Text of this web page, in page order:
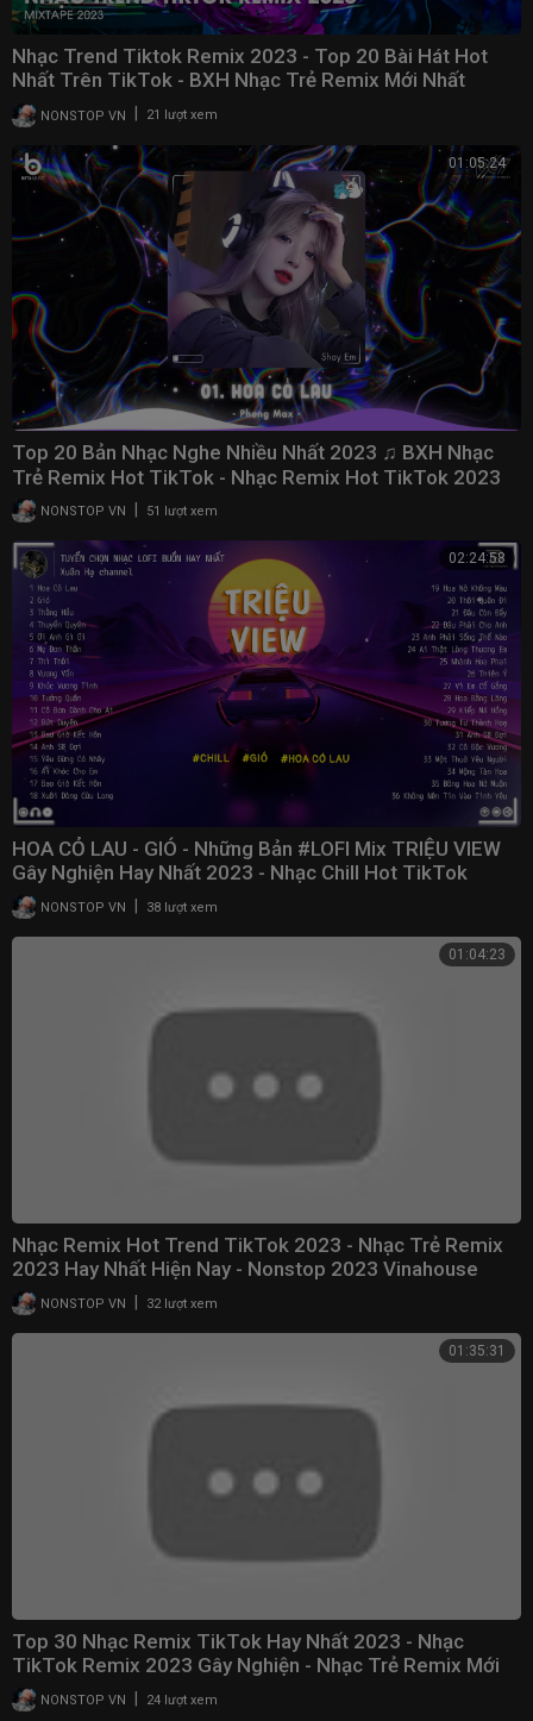
Nhạc Trend Tiktok Remix 2023 - Top 20 Bài Hát Hot
Nhất Trên TikTok - BXH Nhạc Trẻ Remix Mới Nhất
NONSTOP VN 21 lượt xem
01:05:24
Top 20 Bản Nhạc Nghe Nhiều Nhất 2023 ♫ BXH Nhạc
Trẻ Remix Hot TikTok - Nhạc Remix Hot TikTok 2023
NONSTOP VN 51 lượt xem
02:24:58
HOA CỎ LAU - GIÓ - Những Bản #LOFI Mix TRIỆU VIEW
Gây Nghiện Hay Nhất 2023 - Nhạc Chill Hot TikTok
NONSTOP VN 38 lượt xem
01:04:23
Nhạc Remix Hot Trend TikTok 2023 - Nhạc Trẻ Remix
2023 Hay Nhất Hiện Nay - Nonstop 2023 Vinahouse
NONSTOP VN 32 lượt xem
01:35:31
Top 30 Nhạc Remix TikTok Hay Nhất 2023 - Nhạc
TikTok Remix 2023 Gây Nghiện - Nhạc Trẻ Remix Mới
NhấtNONSTOP VN 24 lượt xem